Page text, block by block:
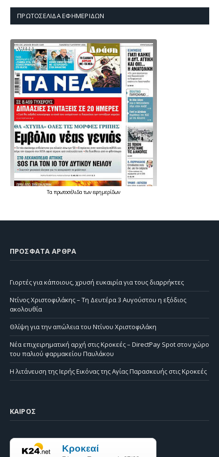
ΠΡΩΤΟΣΈΛΙΔΑ ΕΦΗΜΕΡΊΔΩΝ
Τα πρωτοσέλιδατων εφημερίδων
ΠΡΌΣΦΑΤΑ ΆΡΘΡΑ
Γιορτές για κάποιους, χρυσή ευκαιρία για τους διαρρήκτες
Ντίνος Χριστοφιλάκης – Τη Δευτέρα 3 Αυγούστου η εξόδιος
ακολουθία
Θλίψη για την απώλεια του Ντίνου Χριστοφιλάκη
Νέα επιχειρηματική αρχή στις Κροκεές – DirectPay Spot στον χώρο
του παλιού φαρμακείου Παυλάκου
Η λιτάνευση της Ιερής Εικόνας της Αγίας Παρασκευής στις Κροκεές
ΚΑΙΡΌΣ